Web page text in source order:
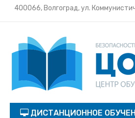
400066, Волгоград, ул.
ДИСТАНЦИОННОЕ